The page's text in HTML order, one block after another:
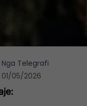
Nga Telegrafi
01/05/2026